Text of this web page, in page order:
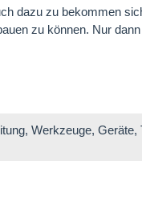
dazu zu bekommen
zu können. Nur
Werkzeuge,